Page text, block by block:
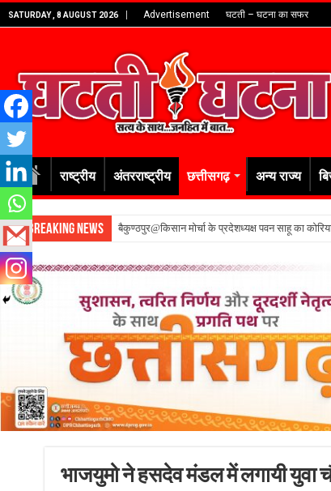
SATURDAY , 8 AUGUST 2026 Advertisement घटती – घटना का सफर
राष्ट्रीय अंतरराष्ट्रीय छत्तीसगढ़ अन्य राज्य
Breaking News बैकुण्ठपुर@किसान मोर्चा के प्रदेशध्यक्ष पवन साहू का
भाजयुमो ने हसदेव मंडल में लगायी युवा